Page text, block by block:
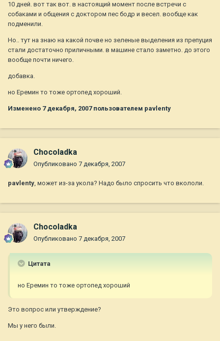
10 дней. вот так вот. в настоящий момент после встречи с
собаками и общения с доктором пес бодр и весел. вообще как
подменили.
Но.. тут на знаю на какой почве но зеленые выделения из препуция
стали достаточно приличными. в машине стало заметно. до этого
вообще почти ничего.
добавка.
но Еремин то тоже ортопед хороший.
Изменено 7 декабря, 2007пользователем pavlenty
Chocoladka
Опубликовано 7 декабря, 2007
pavlenty, может из-за укола? Надо было спросить что вкололи.
Chocoladka
Опубликовано 7 декабря, 2007
Цитата
но Еремин то тоже ортопед хороший
Это вопрос или утверждение?
Мы у него были.